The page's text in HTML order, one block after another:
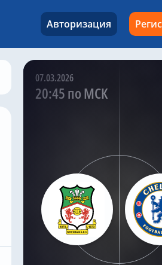
Авторизация
07.03.2026
20:45 по МСК
Gusto. Ранее летом
сообщалось, что
«Манчестер Сити»
также
Gusto .
Саймон Филлипс в
своей программе Si
закрытия
трансферного окна.
И, по словам
журналиста, как и
Фернандес, Густо
намерен покинуть
«Челси» .